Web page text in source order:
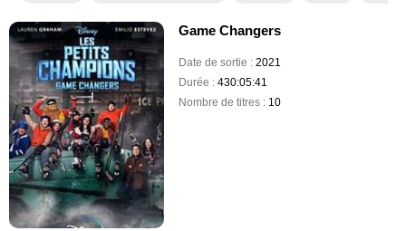
Game Changers
Date de sortie :2021
Durée :430:05:41
Nombre de titres : 10